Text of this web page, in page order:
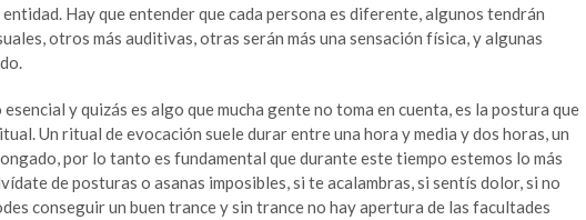
Hay que entender que cada persona es diferente, algunos tendrán
otros más auditivas, otras serán más una sensación física, y algunas
y quizás es algo que mucha gente no toma en cuenta, es la postura que
Un ritual de evocación suele durar entre una hora y media y dos horas, un
por lo tanto es fundamental que durante este tiempo estemos lo más
de posturas o asanas imposibles, si te acalambras, si sentís dolor, si no
conseguir un buen trance y sin trance no hay apertura de las facultades